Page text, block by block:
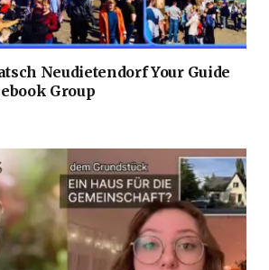
Neudietendorf Your Guide
Group